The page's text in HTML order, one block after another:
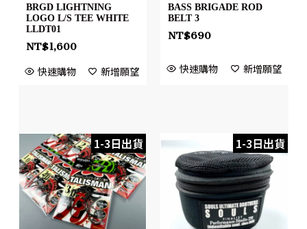
BRGD LIGHTNING
LOGO L/S TEE WHITE
LLDT01
NT$1,600
快速購物 新增願望
BASS BRIGADE ROD
BELT 3
NT$690
快速購物 新增願望
1-3日出貨 1-3日出貨